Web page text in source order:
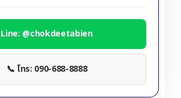
Line: @chokdeetabien
📞 โทร: 090-688-8888